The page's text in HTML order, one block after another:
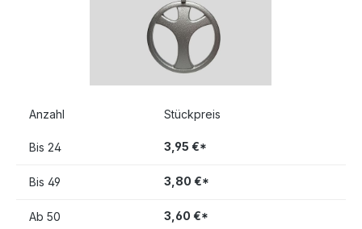
Anzahl Stückpreis
Bis 24 3,95 €*
Bis 49 3,80 €*
Ab 50 3,60 €*